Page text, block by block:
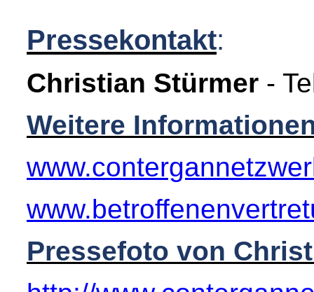
Pressekontakt:
Christian Stürmer -
Weitere
Pressefoto von